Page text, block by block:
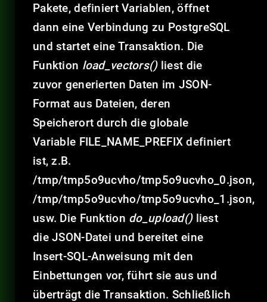
Pakete, definiert Variablen, öffnet
dann eine Verbindung zu PostgreSQL
und startet eine Transaktion. Die
Funktion load_vectors()liest die
zuvor generierten Daten im JSON-
Format aus Dateien, deren
Speicherort durch die globale
Variable FILE_NAME_PREFIX definiert
ist, z.B.
/tmp/tmp5o9ucvho/tmp5o9ucvho_0.json,
/tmp/tmp5o9ucvho/tmp5o9ucvho_1.json,
usw. Die Funktion do_upload()liest
die JSON-Datei und bereitet eine
Insert-SQL-Anweisung mit den
Einbettungen vor, führt sie aus und
überträgt die Transaktion. Schließlich